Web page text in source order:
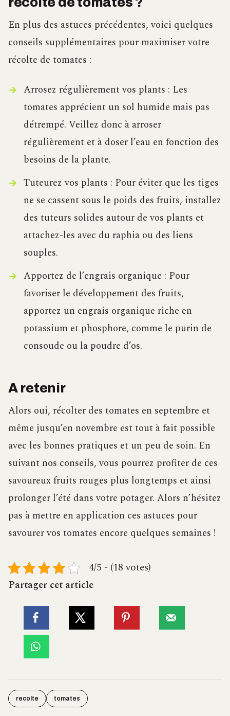
En plus des astuces précédentes, voici quelques
conseils supplémentaires pour maximiser votre
récolte de tomates :
Arrosez régulièrement vos plants : Les
tomates apprécient un sol humide mais pas
détrempé. Veillez donc à arroser
régulièrement et à doser l’eau en fonction des
besoins de la plante.
Tuteurez vos plants : Pour éviter que les tiges
ne se cassent sous le poids des fruits, installez
des tuteurs solides autour de vos plants et
attachez-les avec du raphia ou des liens
souples.
Apportez de l’engrais organique : Pour
favoriser le développement des fruits,
apportez un engrais organique riche en
potassium et phosphore, comme le purin de
consoude ou la poudre d’os.
A retenir
Alors oui, récolter des tomates en septembre et
même jusqu’en novembre est tout à fait possible
avec les bonnes pratiques et un peu de soin. En
suivant nos conseils, vous pourrez profiter de ces
savoureux fruits rouges plus longtemps et ainsi
prolonger l’été dans votre potager. Alors n’hésitez
pas à mettre en application ces astuces pour
savourer vos tomates encore quelques semaines !
4/5 - (18 votes)
Partager cet article
recolte tomates